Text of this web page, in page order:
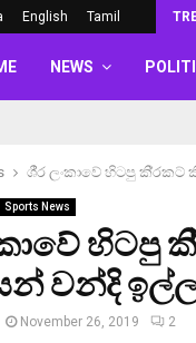
English Tamil
NEWS
ශී‍්‍ර ලංකාවේ හිටපු කි‍්‍රකට්
Sports News
වන්දි
November 26, 2019 2